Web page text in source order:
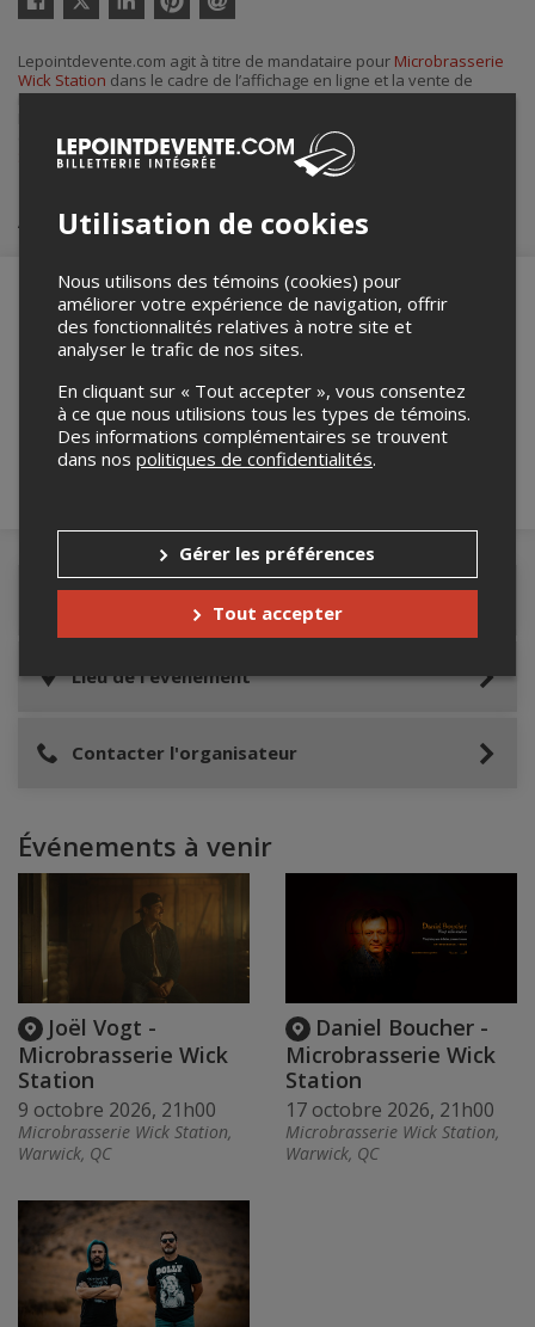
courriel
Lepointdevente.com agit à titre de mandataire pour Microbrasserie
Wick Station dans le cadre de l’affichage en ligne et la vente de
billets pour ses événements.
contacter l’organisateur de l’événement,Microbrasserie Wick
Station, àjacquesoliviercote@hotmail.ca.
Achat de billets
Merci de confirmer que vous n'êtes pas un
Lieu de l'événement
Contacter l'organisateur
Événements à venir
Joël Vogt -
Microbrasserie Wick
Station
9 octobre 2026, 21h00
Microbrasserie Wick Station,
Warwick, QC
Daniel Boucher -
Microbrasserie Wick
Station
17 octobre 2026, 21h00
Microbrasserie Wick Station,
Warwick, QC
Utilisation de cookies
Nous utilisons des témoins (cookies) pour
améliorer votre expérience de navigation, offrir
des fonctionnalités relatives à notre site et
analyser le trafic de nos sites.
En cliquant sur « Tout accepter », vous consentez
à ce que nous utilisions tous les types de témoins.
Des informations complémentaires se trouvent
dans nos politiques de confidentialités.
Gérer les préférences
Tout accepter